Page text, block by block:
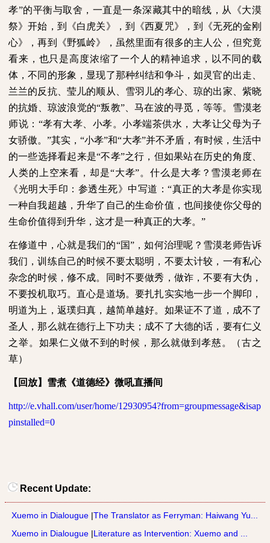
孝”的平衡与取舍，一直是一条深藏其中的暗线，从《大漠
祭》开始，到《白虎关》，到《西夏咒》，到《无死的金刚
心》，再到《野狐岭》，虽然里面有很多的主人公，但究竟
看来，也只是高度浓缩了一个人的精神追求，以不同的载
体，不同的形象，显现了那种纠结和争斗，如灵官的出走、
兰兰的反抗、莹儿的顺从、雪羽儿的孝心、琼的出家、紫晓
的抗婚、琼波浪觉的“叛教”、马在波的寻觅，等等。雪漠老
师说：“孝有大孝、小孝。小孝端茶供水，大孝让父母为子
女骄傲。”其实，“小孝”和“大孝”并不矛盾，有时候，生活中
的一些选择看起来是“不孝”之行，但如果站在历史的角度、
人类的上空来看，却是“大孝”。什么是大孝？雪漠老师在
《光明大手印：参透生死》中写道：“真正的大孝是你实现
一种自我超越，升华了自己的生命价值，也间接使你父母的
生命价值得到升华，这才是一种真正的大孝。”
在修道中，心就是我们的“国”，如何治理呢？雪漠老师告诉
我们，训练自己的时候不要太聪明，不要太计较，一有私心
杂念的时候，修不成。同时不要做秀，做诈，不要有大伪，
不要投机取巧。直心是道场。要扎扎实实地一步一个脚印，
明道为上，返璞归真，越简单越好。如果证不了道，成不了
圣人，那么就在德行上下功夫；成不了大德的话，要有仁义
之举。如果仁义做不到的时候，那么就做到孝慈。（古之
草）
【回放】雪煮《道德经》微吼直播间
http://e.vhall.com/user/home/12930954?from=groupmessage&isap
pinstalled=0
Recent Update:
Xuemo in Dialougue |The Translator as Ferryman: Haiwang Yu...
Xuemo in Dialougue |Literature as Intervention: Xuemo and ...